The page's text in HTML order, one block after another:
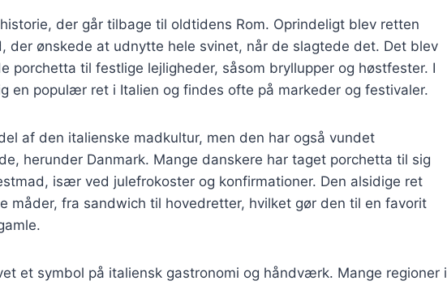
der går tilbage til oldtidens Rom. Oprindeligt blev retten
ønskede at udnytte hele svinet, når de slagtede det. Det blev
porchetta til festlige lejligheder, såsom bryllupper og høstfester. I
en populær ret i Italien og findes ofte på markeder og festivaler.
af den italienske madkultur, men den har også vundet
herunder Danmark. Mange danskere har taget porchetta til sig
især ved julefrokoster og konfirmationer. Den alsidige ret
måder, fra sandwich til hovedretter, hvilket gør den til en favorit
et symbol på italiensk gastronomi og håndværk. Mange regioner i